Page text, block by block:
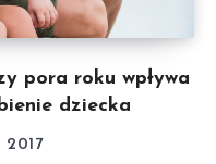
pora roku wpływa
dziecka